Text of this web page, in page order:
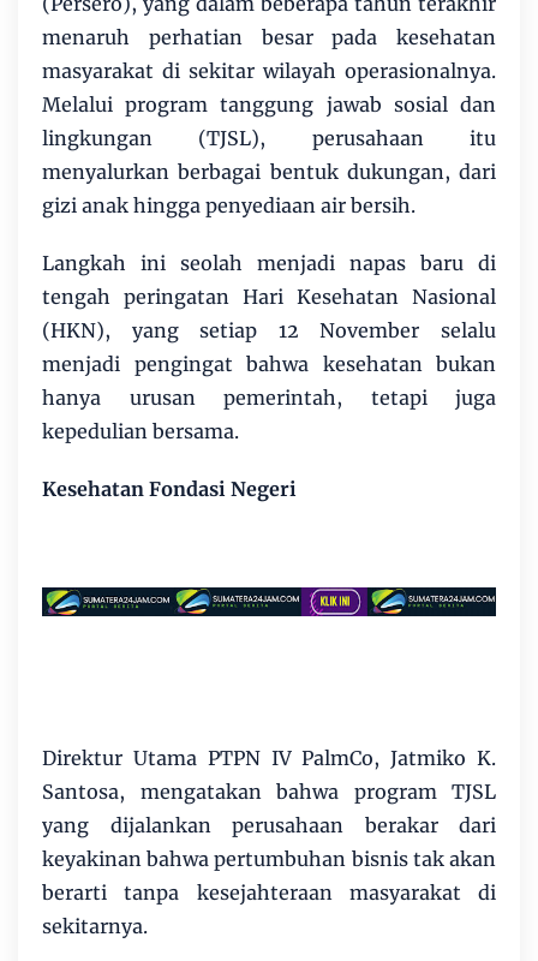
menaruh perhatian besar pada kesehatan
masyarakat di sekitar wilayah operasionalnya.
Melalui program tanggung jawab sosial dan
lingkungan (TJSL), perusahaan itu
menyalurkan berbagai bentuk dukungan, dari
gizi anak hingga penyediaan air bersih.
Langkah ini seolah menjadi napas baru di
tengah peringatan Hari Kesehatan Nasional
(HKN), yang setiap 12 November selalu
menjadi pengingat bahwa kesehatan bukan
hanya urusan pemerintah, tetapi juga
kepedulian bersama.
Kesehatan Fondasi Negeri
Direktur Utama PTPN IV PalmCo, Jatmiko K.
Santosa, mengatakan bahwa program TJSL
yang dijalankan perusahaan berakar dari
keyakinan bahwa pertumbuhan bisnis tak akan
berarti tanpa kesejahteraan masyarakat di
sekitarnya.